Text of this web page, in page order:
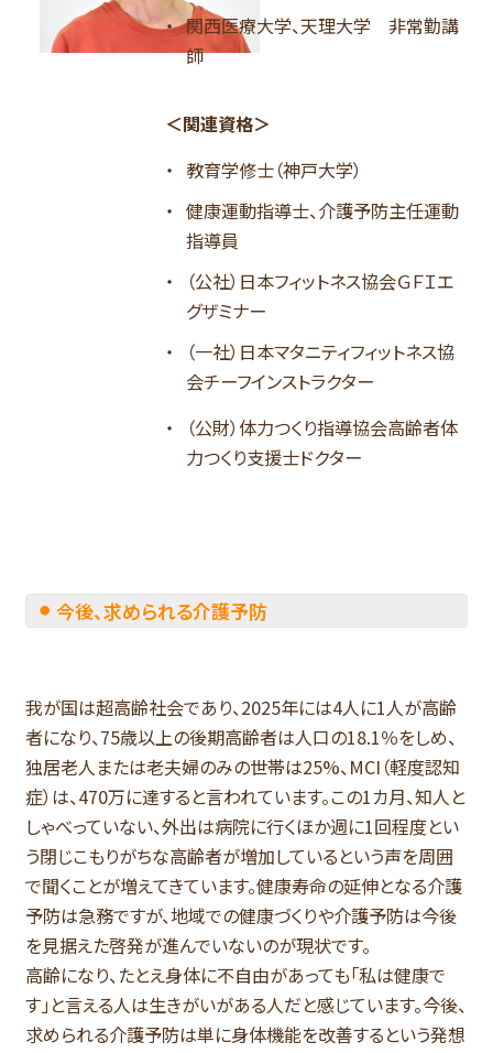
関西医療大学、天理大学 非常勤講
師
＜関連資格＞
教育学修士（神戸大学）
健康運動指導士、介護予防主任運動
指導員
（公社）日本フィットネス協会ＧＦＩエ
グザミナー
（一社）日本マタニティフィットネス協
会チーフインストラクター
（公財）体力つくり指導協会高齢者体
力つくり支援士ドクター
今後、求められる介護予防
我が国は超高齢社会であり、2025年には4人に1人が高齢
者になり、75歳以上の後期高齢者は人口の18.1％をしめ、
独居老人または老夫婦のみの世帯は25%、MCI（軽度認知
症）は、470万に達すると言われています。この1カ月、知人と
しゃべっていない、外出は病院に行くほか週に1回程度とい
う閉じこもりがちな高齢者が増加しているという声を周囲
で聞くことが増えてきています。健康寿命の延伸となる介護
予防は急務ですが、地域での健康づくりや介護予防は今後
を見据えた啓発が進んでいないのが現状です。
高齢になり、たとえ身体に不自由があっても「私は健康で
す」と言える人は生きがいがある人だと感じています。今後、
求められる介護予防は単に身体機能を改善するという発想